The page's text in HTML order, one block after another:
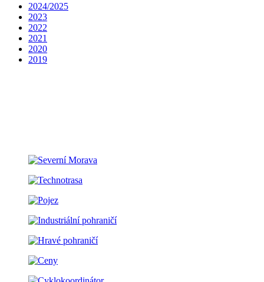
2024/2025
2023
2022
2021
2020
2019